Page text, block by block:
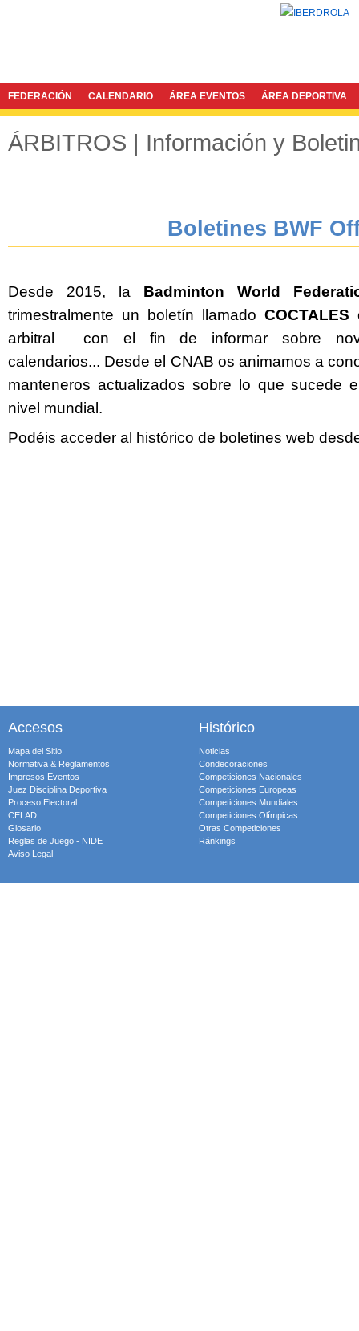
FEDERACIÓN CALENDARIO ÁREA EVENTOS ÁREA DEPORTIVA
ÁRBITROS | Información y
Boletines BWF
Desde 2015, la Badminton World
trimestralmente un boletín llamado COCTALES
arbitral con el fin de informar sobre
calendarios... Desde el CNAB os animamos a
manteneros actualizados sobre lo que sucede
nivel mundial.
Podéis acceder al histórico de boletines web
Accesos
Mapa del Sitio
Normativa & Reglamentos
Impresos Eventos
Juez Disciplina Deportiva
Proceso Electoral
CELAD
Glosario
Reglas de Juego - NIDE
Aviso Legal
Histórico
Noticias
Condecoraciones
Competiciones Nacionales
Competiciones Europeas
Competiciones Mundiales
Competiciones Olímpicas
Otras Competiciones
Ránkings